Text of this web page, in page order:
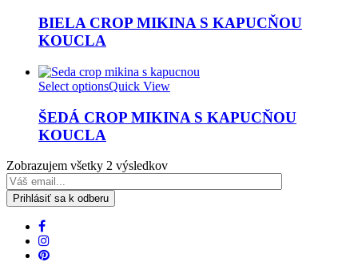
BIELA CROP MIKINA S KAPUCŇOU
KOUCLA
Select optionsQuick View
ŠEDÁ CROP MIKINA S KAPUCŇOU
KOUCLA
Zobrazujem všetky 2 výsledkov